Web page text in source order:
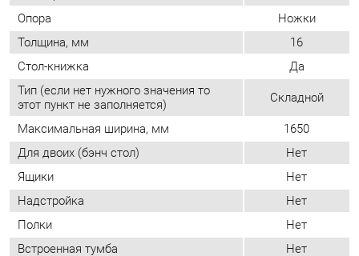
Для двоих (бэнч стол)
Нет
Ящики
Нет
Надстройка
Нет
Полки Нет
Встроенная тумба
Нет
Шкаф/стеллаж (встроенный)
Нет
ОТЗЫВЫ
Пока нет отзывов, поделитесь первым своим мнением.